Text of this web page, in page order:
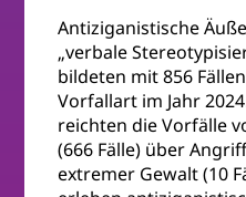
Antiziganistische
„verbale
bildeten mit 856
Vorfallart im Jahr
reichten die Vorfälle
(666 Fälle) über
extremer Gewalt (10